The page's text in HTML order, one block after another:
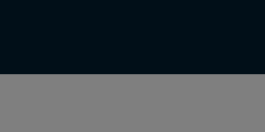
Nyheter och insikter